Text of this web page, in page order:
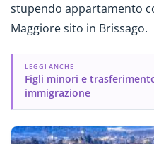
stupendo appartamento
Maggiore sito in Brissago.
LEGGI ANCHE
Figli minori e
immigrazione